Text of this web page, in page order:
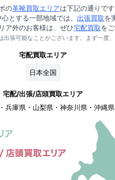
の革靴買取エリアは下記の通りです
とする一部地域では、 出張買取を
ア外のお客様は、ぜひ宅配買取を
張可能なことがございます。まず一度、
宅配買取エリア
日本全国
宅配/出張/店頭買取エリア
兵庫県・山梨県・神奈川県・沖縄